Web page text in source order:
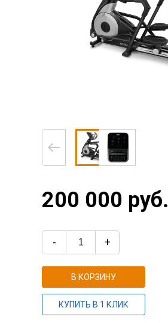
200 000 руб.
- +
В КОРЗИНУ
КУПИТЬ В 1 КЛИК